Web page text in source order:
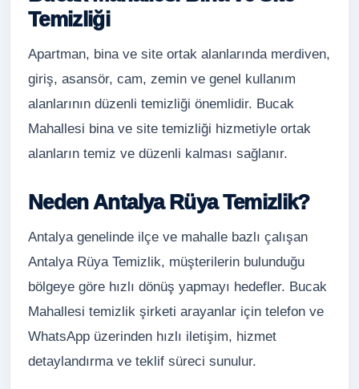
Temizliği
Apartman, bina ve site ortak alanlarında merdiven,
giriş, asansör, cam, zemin ve genel kullanım
alanlarının düzenli temizliği önemlidir. Bucak
Mahallesi bina ve site temizliği hizmetiyle ortak
alanların temiz ve düzenli kalması sağlanır.
Neden Antalya Rüya Temizlik?
Antalya genelinde ilçe ve mahalle bazlı çalışan
Antalya Rüya Temizlik, müşterilerin bulunduğu
bölgeye göre hızlı dönüş yapmayı hedefler. Bucak
Mahallesi temizlik şirketi arayanlar için telefon ve
WhatsApp üzerinden hızlı iletişim, hizmet
detaylandırma ve teklif süreci sunulur.